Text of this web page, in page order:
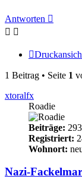
Antworten
1 Beitrag • Seite 1
xtoralfx
Roadie
Beiträge: 293
Registriert:
Wohnort:
Nazi-